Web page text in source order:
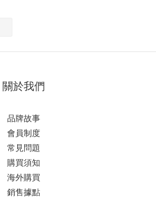
關於我們
品牌故事
會員制度
常見問題
購買須知
海外購買
銷售據點